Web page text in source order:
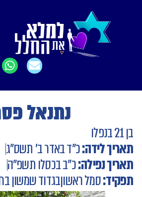
נתנאל
בן 21 בנפלו
תאריך לידה:כ"ד באדר ב' תשס"ג
תאריך נפילה:כ"ב בכסלו תשפ"ה
תפקיד:סמל ראשוןבגדוד שמשון